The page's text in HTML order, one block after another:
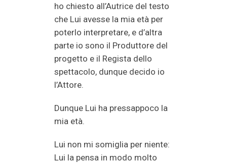
ho chiesto all’Autrice del testo
che Lui avesse la mia età per
poterlo interpretare, e d’altra
parte io sono il Produttore del
progetto e il Regista dello
spettacolo, dunque decido io
l’Attore.
Dunque Lui ha pressappoco la
mia età.
Lui non mi somiglia per niente:
Lui la pensa in modo molto